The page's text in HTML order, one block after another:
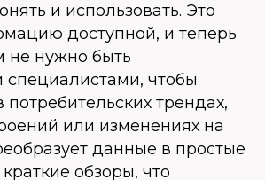
и использовать. Это
доступной, и теперь
не нужно быть
специалистами, чтобы
потребительских трендах,
или изменениях на
данные в простые
обзоры, что